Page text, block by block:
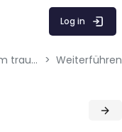
Log in
Quellenchecker: Wem traust du?